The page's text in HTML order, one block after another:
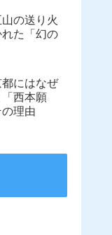
の送り火
れた「幻の
にはなぜ
「西本願
理由